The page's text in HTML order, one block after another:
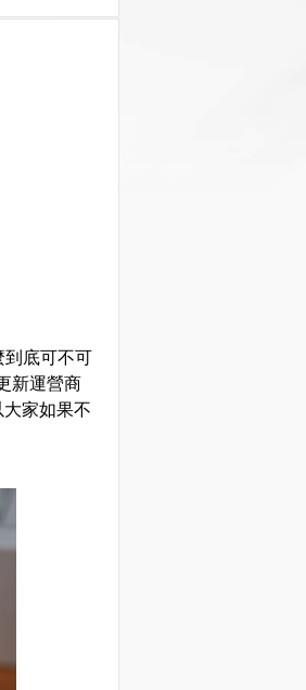
到底可不可
新運營商
家如果不